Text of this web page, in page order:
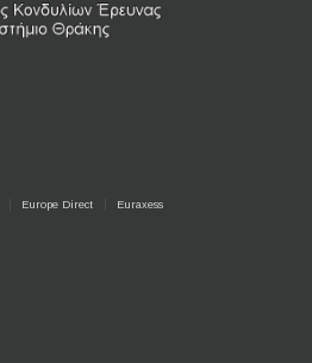
Europe Direct Euraxess